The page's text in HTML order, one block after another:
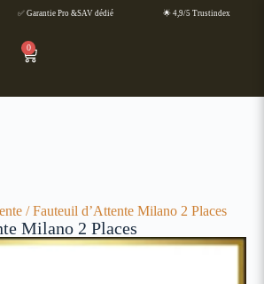
✅ Garantie Pro &SAV dédié 🌟 4,9/5 Trustindex
0
/ Fauteuil d’Attente Milano 2 Places
Milano 2 Places